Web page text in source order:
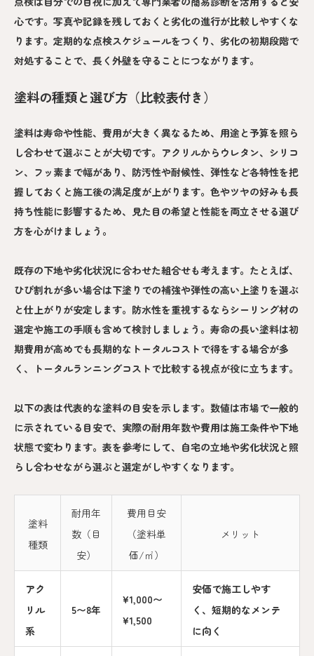
心です。写真や記録を残しておくと劣化の進行が比較しやすくな
ります。定期的な点検スケジュールをつくり、劣化の初期段階で
対処することで、長く外壁を守ることにつながります。
塗料の種類と選び方（比較表付き）
塗料は寿命や性能、費用が大きく異なるため、用途と予算を照ら
し合わせて選ぶことが大切です。アクリルからウレタン、シリコ
ン、フッ素まで幅があり、防汚性や耐候性、弾性など各特性を把
握しておくと施工後の満足度が上がります。色やツヤの好みも長
持ち性能に影響するため、見た目の希望と性能を両立させる選び
方を心がけましょう。
既存の下地や劣化状況に合わせた組合せも考えます。たとえば、
ひび割れが多い場合は下塗りでの補強や弾性の高い上塗りを選ぶ
と仕上がりが安定します。防水性を重視するならシーリング材の
選定や施工の手順も含めて検討しましょう。寿命の長い塗料は初
期費用が高めでも長期的なトータルコストで得をする場合が多
く、トータルランニングコストで比較する視点が役に立ちます。
以下の表は代表的な塗料の目安を示します。数値は市場で一般的
に示されている目安で、実際の耐用年数や費用は施工条件や下地
状態で変わります。表を参考にして、自宅の立地や劣化状況と照
らし合わせながら選ぶと選定がしやすくなります。
塗料
種類
耐用年
数（目
安）
費用目安
（塗料単
価/㎡）
メリット
アク
リル
系
5〜8年
¥1,000〜
¥1,500
安価で施工しやす
く、短期的なメンテ
に向く